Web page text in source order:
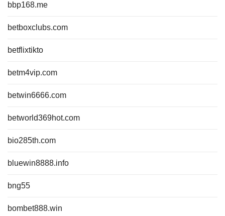
bbp168.me
betboxclubs.com
betflixtikto
betm4vip.com
betwin6666.com
betworld369hot.com
bio285th.com
bluewin8888.info
bng55
bombet888.win